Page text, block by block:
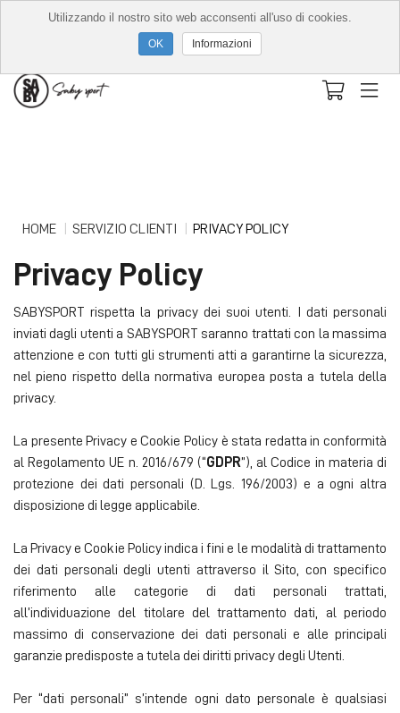
HOME SERVIZIO CLIENTI PRIVACY POLICY
Privacy Policy
SABYSPORT rispetta la privacy dei suoi utenti. I dati personali
inviati dagli utenti a SABYSPORT saranno trattati con la massima
attenzione e con tutti gli strumenti atti a garantirne la sicurezza,
nel pieno rispetto della normativa europea posta a tutela della
privacy.
La presente Privacy e Cookie Policy è stata redatta in conformità
al Regolamento UE n. 2016/679 (“GDPR”), al Codice in materia di
protezione dei dati personali (D. Lgs. 196/2003) e a ogni altra
disposizione di legge applicabile.
La Privacy e Cookie Policy indica i fini e le modalità di trattamento
dei dati personali degli utenti attraverso il Sito, con specifico
riferimento alle categorie di dati personali trattati,
all’individuazione del titolare del trattamento dati, al periodo
massimo di conservazione dei dati personali e alle principali
garanzie predisposte a tutela dei diritti privacy degli Utenti.
Per “dati personali” s’intende ogni dato personale è qualsiasi
Utilizzando il nostro sito web acconsenti all'uso di cookies.
Informazioni